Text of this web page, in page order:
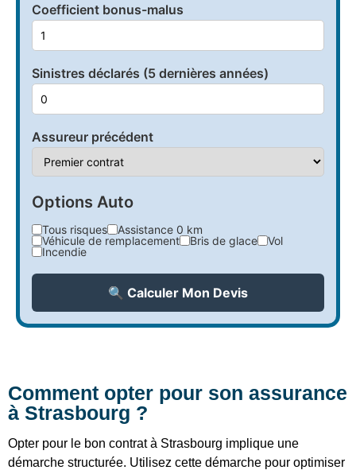
Coefficient bonus-malus
Sinistres déclarés (5 dernières années)
Assureur précédent
Options Auto
Tous risques
Assistance 0 km
Véhicule de remplacement
Bris de glace
Vol
Incendie
🔍 Calculer Mon Devis
Comment opter pour son assurance
à Strasbourg ?
Opter pour le bon contrat à Strasbourg implique une
démarche structurée. Utilisez cette démarche pour optimiser